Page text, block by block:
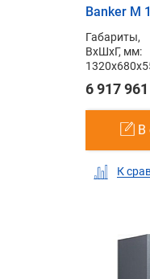
Banker M
Габариты,
ВxШxГ, мм:
6 917
В
К